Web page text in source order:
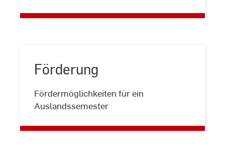
Förderung
Fördermöglichkeiten für ein
Auslandssemester
Förderung
Zurück zu allen
Erfahrungsberichten